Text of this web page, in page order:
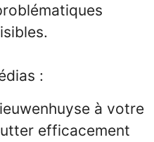
:
à votre
efficacement